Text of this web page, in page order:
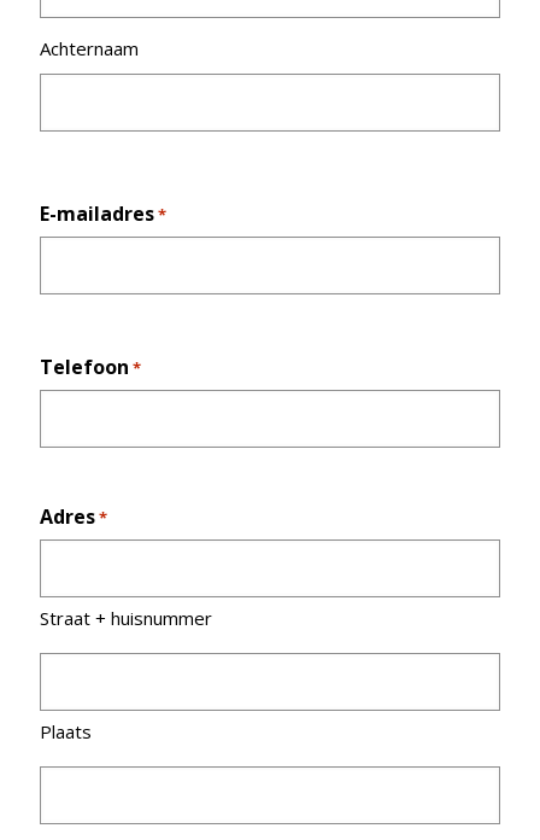
Achternaam
E-mailadres*
Telefoon *
Adres*
Straat + huisnummer
Plaats